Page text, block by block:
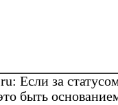
Если за
быть